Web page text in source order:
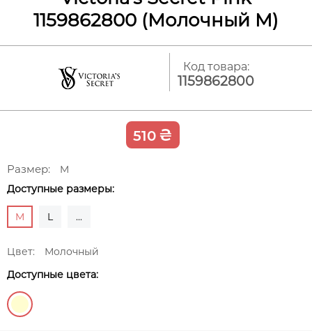
1159862800 (Молочный M)
Код товара:
1159862800
510 ₴
Размер:
M
Доступные размеры:
M L ...
Цвет:
Молочный
Доступные цвета: